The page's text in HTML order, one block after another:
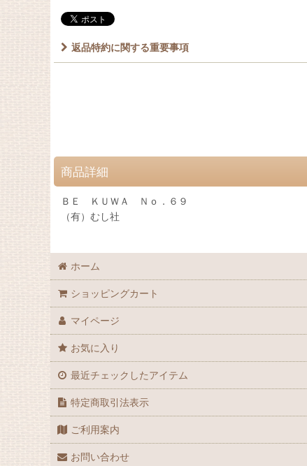
返品特約に関する重要事項
商品詳細
ＢＥ ＫＵＷＡ Ｎｏ．６９
（有）むし社
ホーム
ショッピングカート
マイページ
お気に入り
最近チェックしたアイテム
特定商取引法表示
ご利用案内
お問い合わせ